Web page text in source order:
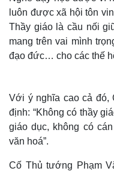
luôn được xã hội tôn
Thầy giáo là cầu nối
mang trên vai mình
đạo đức… cho các thế
Với ý nghĩa cao cả đó,
định: “Không có thầy
giáo dục, không có
văn hoá”.
Cố Thủ tướng Phạm